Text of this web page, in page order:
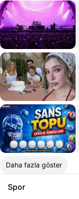
Daha fazla göster
Spor